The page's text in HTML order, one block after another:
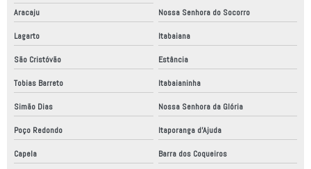
Aracaju
Nossa Senhora do Socorro
Lagarto Itabaiana
São Cristóvão Estância
Tobias Barreto Itabaianinha
Simão Dias Nossa Senhora da Glória
Poço Redondo Itaporanga d'Ajuda
Capela Barra dos Coqueiros